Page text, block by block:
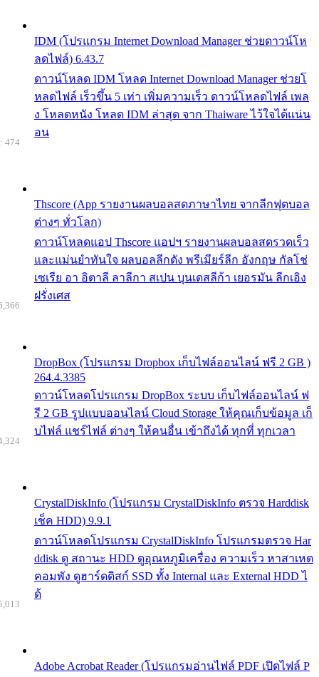
IDM (โปรแกรม Internet Download Manager ช่วยดาวน์โห
ลดไฟล์) 6.43.7
ดาวน์โหลด IDM โหลด Internet Download Manager ช่วยโ
หลดไฟล์ เร็วขึ้น 5 เท่า เพิ่มความเร็ว ดาวน์โหลดไฟล์ เพล
ง โหลดหนัง โหลด IDM ล่าสุด จาก Thaiware ไว้ใจได้แน่น
อน
Thscore (App รายงานผลบอลสดภาษาไทย จากลีกฟุตบอล
ต่างๆ ทั่วโลก)
ดาวน์โหลดแอป Thscore แอปฯ รายงานผลบอลสดรวดเร็ว
และแม่นยำทันใจ ผลบอลลีกดัง พรีเมียร์ลีก อังกฤษ กัลโช่
เซเรีย อา อิตาลี ลาลีกา สเปน บุนเดสลีก้า เยอรมัน ลีกเอิง
ฝรั่งเศส
474
DropBox (โปรแกรม Dropbox เก็บไฟล์ออนไลน์ ฟรี 2 GB )
264.4.3385
ดาวน์โหลดโปรแกรม DropBox ระบบ เก็บไฟล์ออนไลน์ ฟ
รี 2 GB รูปแบบออนไลน์ Cloud Storage ให้คุณเก็บข้อมูล เก็
บไฟล์ แชร์ไฟล์ ต่างๆ ให้คนอื่น เข้าถึงได้ ทุกที่ ทุกเวลา
CrystalDiskInfo (โปรแกรม CrystalDiskInfo ตรวจ Harddisk
เช็ค HDD) 9.9.1
ดาวน์โหลดโปรแกรม CrystalDiskInfo โปรแกรมตรวจ Har
ddisk ดู สถานะ HDD ดูอุณหภูมิเครื่อง ความเร็ว หาสาเหต
คอมพัง ดูฮาร์ดดิสก์ SSD ทั้ง Internal และ External HDD ไ
ด้
Adobe Acrobat Reader (โปรแกรมอ่านไฟล์ PDF เปิดไฟล์ P